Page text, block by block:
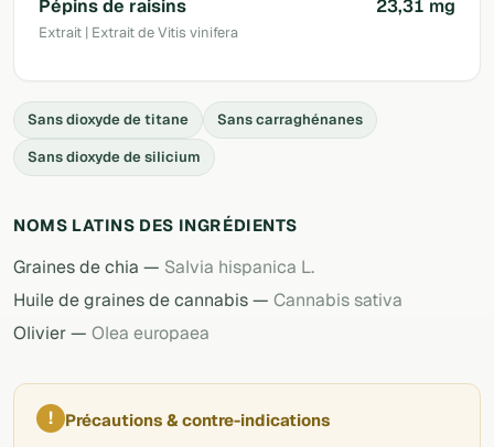
Pépins de raisins
Extrait | Extrait de Vitis vinifera
23,31 mg
Sans dioxyde de titane
Sans carraghénanes
Sans dioxyde de silicium
NOMS LATINS DES INGRÉDIENTS
Graines de chia — Salvia hispanica L.
Huile de graines de cannabis — Cannabis sativa
Olivier — Olea europaea
! Précautions & contre-indications